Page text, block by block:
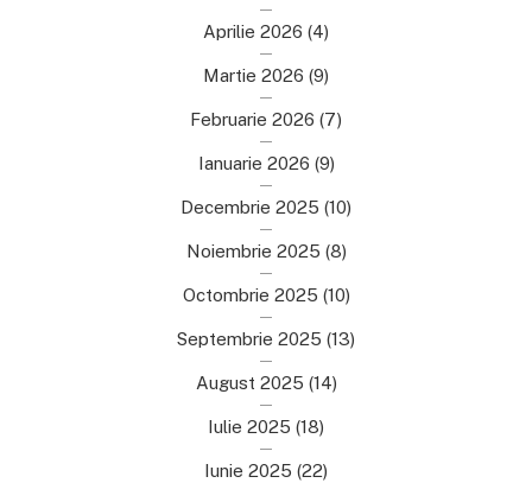
Aprilie 2026 (4)
Martie 2026 (9)
Februarie 2026 (7)
Ianuarie 2026 (9)
Decembrie 2025 (10)
Noiembrie 2025 (8)
Octombrie 2025 (10)
Septembrie 2025 (13)
August 2025 (14)
Iulie 2025 (18)
Iunie 2025 (22)